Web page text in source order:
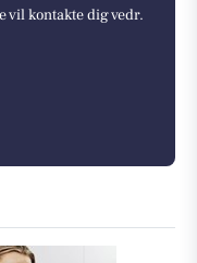
vil kontakte dig vedr.